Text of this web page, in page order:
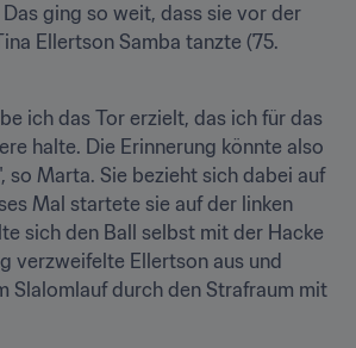
ging so weit, dass sie vor der
Ellertson Samba tanzte (75.
ich das Tor erzielt, das ich für das
halte. Die Erinnerung könnte also
so Marta. Sie bezieht sich dabei auf
Mal startete sie auf der linken
sich den Ball selbst mit der Hacke
verzweifelte Ellertson aus und
Slalomlauf durch den Strafraum mit